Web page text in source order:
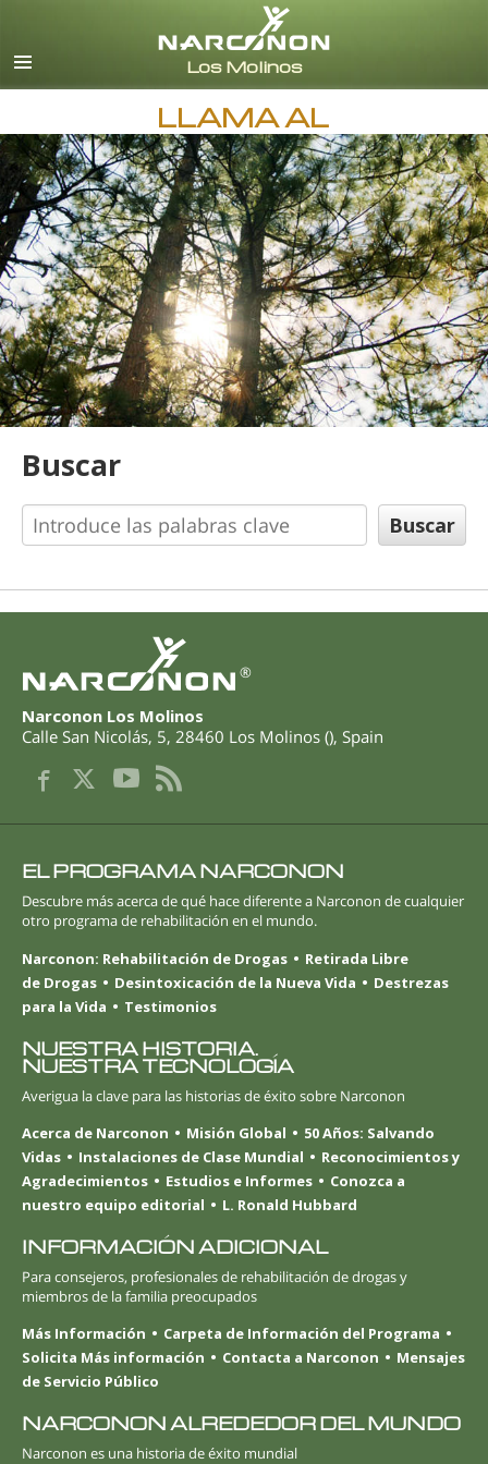
Español (Castellano)
Todas las Regiones/Idiomas
LLAMA AL
Buscar
®
Narconon Los Molinos
Calle San Nicolás, 5, 28460 Los Molinos (), Spain
EL PROGRAMA NARCONON
Descubre más acerca de qué hace diferente a Narconon de cualquier
otro programa de rehabilitación en el mundo.
Narconon: Rehabilitación de Drogas
Retirada Libre
de Drogas
Desintoxicación de la Nueva Vida
Destrezas
para la Vida
Testimonios
NUESTRA HISTORIA.
NUESTRA TECNOLOGÍA
Averigua la clave para las historias de éxito sobre Narconon
Acerca de Narconon
Misión Global
50 Años: Salvando
Vidas
Instalaciones de Clase Mundial
Reconocimientos y
Agradecimientos
Estudios e Informes
Conozca a
nuestro equipo editorial
L. Ronald Hubbard
INFORMACIÓN ADICIONAL
Para consejeros, profesionales de rehabilitación de drogas y
miembros de la familia preocupados
Más Información
Carpeta de Información del Programa
Solicita Más información
Contacta a Narconon
Mensajes
de Servicio Público
NARCONON ALREDEDOR DEL MUNDO
Narconon es una historia de éxito mundial